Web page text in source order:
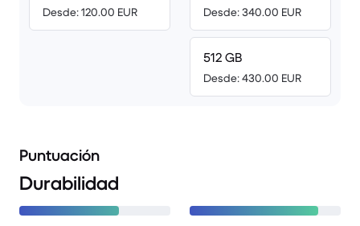
Desde: 120.00 EUR Desde: 340.00 EUR
512 GB
Desde: 430.00 EUR
Puntuación
Durabilidad